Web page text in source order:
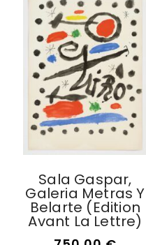
Sala Gaspar,
Galeria Metras Y
Belarte (edition
Avant La Lettre)